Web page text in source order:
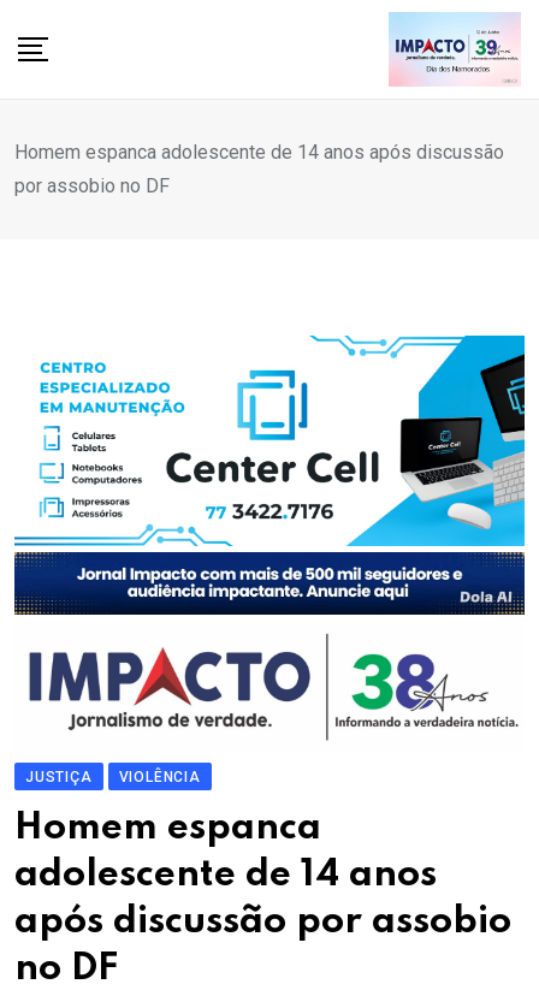
Homem espanca adolescente de 14 anos após discussão
por assobio no DF
JUSTIÇA VIOLÊNCIA
Homem espanca
adolescente de 14 anos
após discussão por assobio
no DF